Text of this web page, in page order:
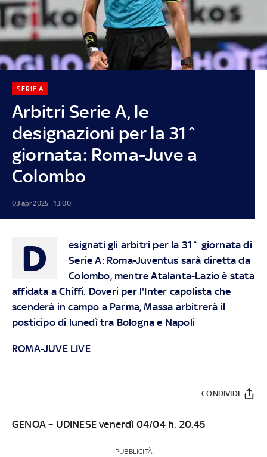
Arbitri Serie A, le
designazioni per la 31^
giornata: Roma-Juve a
Colombo
SERIE A
03 apr 2025 - 13:00
D
esignati gli arbitri per la 31^ giornata di
Serie A: Roma-Juventus sarà diretta da
Colombo, mentre Atalanta-Lazio è stata
affidata a Chiffi. Doveri per l'Inter capolista che
scenderà in campo a Parma, Massa arbitrerà il
posticipo di lunedì tra Bologna e Napoli
ROMA-JUVE LIVE
CONDIVIDI
GENOA – UDINESE venerdì 04/04 h. 20.45
PUBBLICITÀ